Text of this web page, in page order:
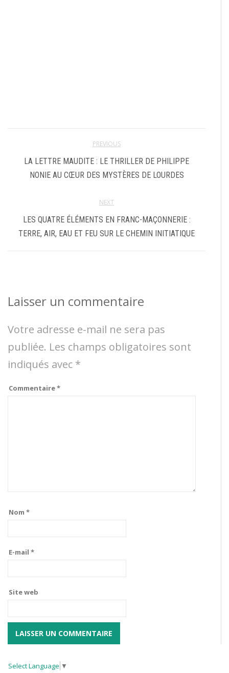
PREVIOUS
LA LETTRE MAUDITE : LE THRILLER DE PHILIPPE
NONIE AU CŒUR DES MYSTÈRES DE LOURDES
NEXT
LES QUATRE ÉLÉMENTS EN FRANC-MAÇONNERIE :
TERRE, AIR, EAU ET FEU SUR LE CHEMIN INITIATIQUE
Laisser un commentaire
Votre adresse e-mail ne sera pas
publiée. Les champs obligatoires sont
indiqués avec *
Commentaire*
Nom *
E-mail *
Site web
Select Language ▼